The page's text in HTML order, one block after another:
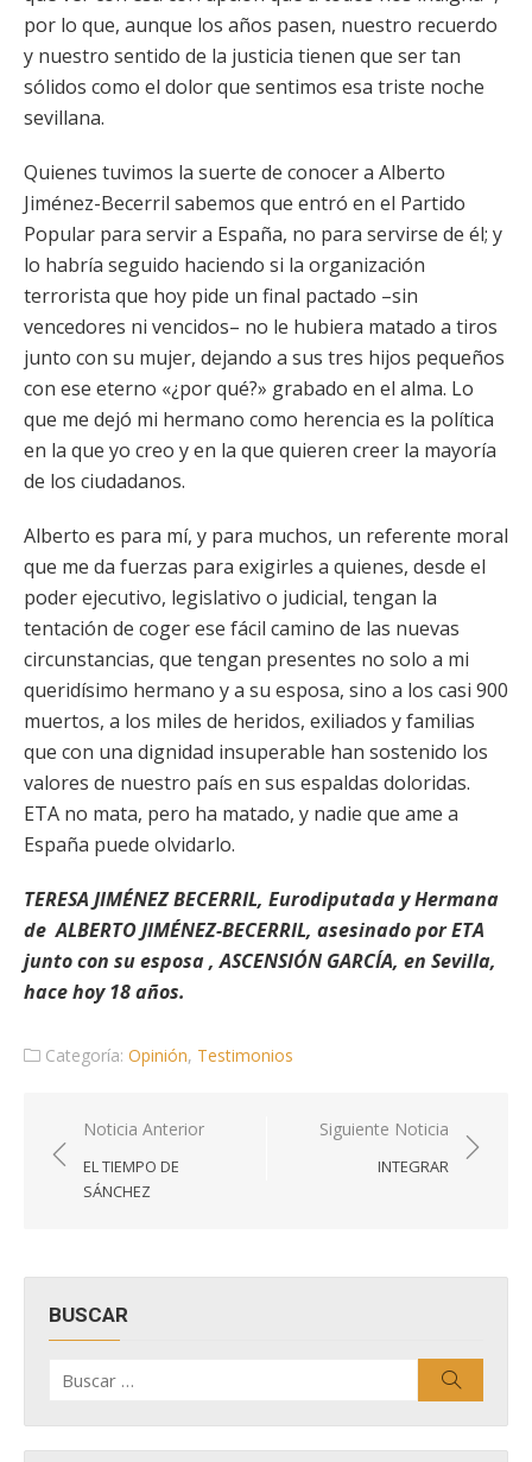
por lo que, aunque los años pasen, nuestro recuerdo
y nuestro sentido de la justicia tienen que ser tan
sólidos como el dolor que sentimos esa triste noche
sevillana.
Quienes tuvimos la suerte de conocer a Alberto
Jiménez-Becerril sabemos que entró en el Partido
Popular para servir a España, no para servirse de él; y
lo habría seguido haciendo si la organización
terrorista que hoy pide un final pactado –sin
vencedores ni vencidos– no le hubiera matado a tiros
junto con su mujer, dejando a sus tres hijos pequeños
con ese eterno «¿por qué?» grabado en el alma. Lo
que me dejó mi hermano como herencia es la política
en la que yo creo y en la que quieren creer la mayoría
de los ciudadanos.
Alberto es para mí, y para muchos, un referente moral
que me da fuerzas para exigirles a quienes, desde el
poder ejecutivo, legislativo o judicial, tengan la
tentación de coger ese fácil camino de las nuevas
circunstancias, que tengan presentes no solo a mi
queridísimo hermano y a su esposa, sino a los casi 900
muertos, a los miles de heridos, exiliados y familias
que con una dignidad insuperable han sostenido los
valores de nuestro país en sus espaldas doloridas.
ETA no mata, pero ha matado, y nadie que ame a
España puede olvidarlo.
TERESA JIMÉNEZ BECERRIL, Eurodiputada y Hermana
de ALBERTO JIMÉNEZ-BECERRIL, asesinado por ETA
junto con su esposa , ASCENSIÓN GARCÍA, en Sevilla,
hace hoy 18 años.
Categoría: Opinión, Testimonios
Navegación
de
entradas
Noticia Anterior
EL TIEMPO DE
SÁNCHEZ
Siguiente Noticia
INTEGRAR
BUSCAR
por: